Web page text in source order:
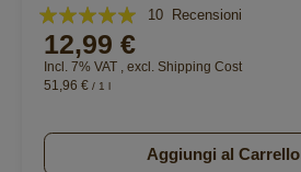
Valutazione:
100%
10 Recensioni
12,99 €
Incl. 7% VAT , excl. Shipping Cost
51,96 € / 1 l
Aggiungi al Carrello